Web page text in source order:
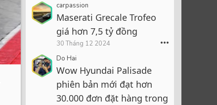
hạt, giúp hương thơm lan
tỏa ổn định, không dùng
nhiệt và không tạo ẩm
trong xe. Đây là lựa chọn
phù
carpassion
Maserati Grecale Trofeo
giá hơn 7,5 tỷ đồng
30 Tháng 12 2024 •••
Do Hai
Wow Hyundai Palisade
phiên bản mới đạt hơn
30.000 đơn đặt hàng trong